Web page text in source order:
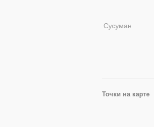
Сусуман
Точки на карте